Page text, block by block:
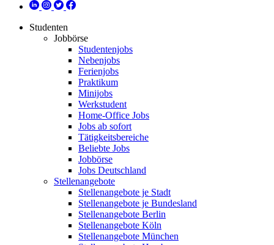
Studenten
Jobbörse
Studentenjobs
Nebenjobs
Ferienjobs
Praktikum
Minijobs
Werkstudent
Home-Office Jobs
Jobs ab sofort
Tätigkeitsbereiche
Beliebte Jobs
Jobbörse
Jobs Deutschland
Stellenangebote
Stellenangebote je Stadt
Stellenangebote je Bundesland
Stellenangebote Berlin
Stellenangebote Köln
Stellenangebote München